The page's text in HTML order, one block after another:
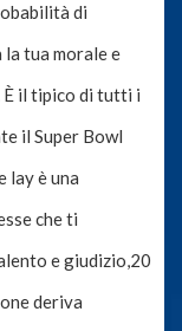
di
tua morale e
il tipico di tutti i
il Super Bowl
lay è una
che ti
e giudizio,20
deriva